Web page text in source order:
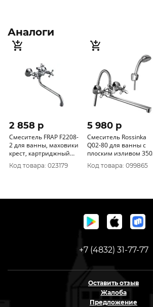
Аналоги
2 858 p
Смеситель FRAP F2208-
2 для ванны, маховики
крест, картриджный
дивестор, латунный
корпус
Код товара: 023179
5 980 p
Смеситель Rossinka
Q02-80 для ванны с
плоским изливом 350
мм, хром Акция
Код товара: 099865
+7 (4832) 31-77-77
Оставить отзыв
Жалоба
Предложение